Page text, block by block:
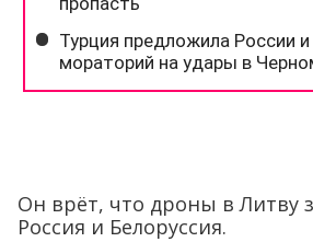
Он врёт, что дроны в Литву
Россия и Белоруссия.